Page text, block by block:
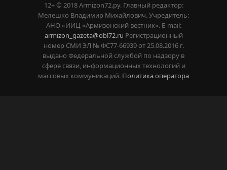
12+ © 2018 Armizon72.ру. Главный редактор:
Мелешко Владимир Михайлович. Учредитель:
АНО «ИИЦ «Армизонский вестник». E-mail:
armizon_gazeta@obl72.ru Регистрационный
номер СМИ ЭЛ № ФС77-66939 от 25.08.2016 г.
выдано Федеральной службой по надзору в
сфере связи, информационных технологий и
массовых коммуникаций. Политика оператора